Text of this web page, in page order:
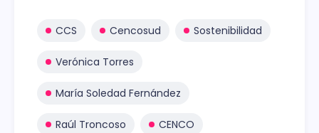
CCS Cencosud Sostenibilidad
Verónica Torres
María Soledad Fernández
Raúl Troncoso CENCO